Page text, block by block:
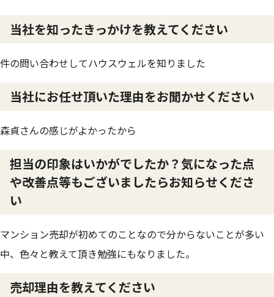
当社を知ったきっかけを教えてください
件の問い合わせしてハウスウェルを知りました
当社にお任せ頂いた理由をお聞かせください
森貞さんの感じがよかったから
担当の印象はいかがでしたか？気になった点
や改善点等もございましたらお知らせくださ
い
マンション売却が初めてのことなので分からないことが多い
中、色々と教えて頂き勉強にもなりました。
売却理由を教えてください